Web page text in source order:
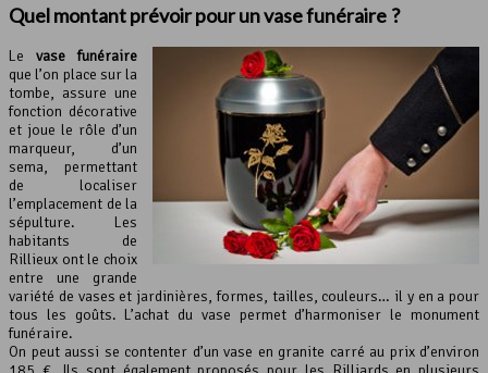
Quel montant prévoir pour un vase funéraire ?
Le vase funéraire
que l’on place sur la
tombe, assure une
fonction décorative
et joue le rôle d’un
marqueur, d’un
sema, permettant
de localiser
l’emplacement de la
sépulture. Les
habitants de
Rillieux ont le choix
entre une grande
variété de vases et jardinières, formes, tailles, couleurs… il y en a pour
tous les goûts. L’achat du vase permet d’harmoniser le monument
funéraire.
On peut aussi se contenter d’un vase en granite carré au prix d’environ